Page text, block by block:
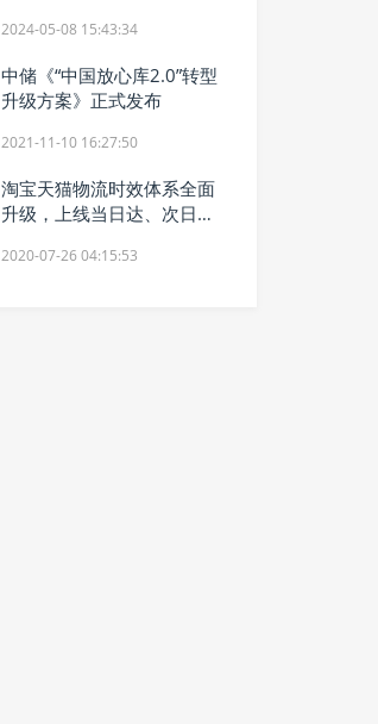
2024-05-08 15:43:34
中储《“中国放心库2.0”转型
升级方案》正式发布
2021-11-10 16:27:50
淘宝天猫物流时效体系全面
升级，上线当日达、次日达
2020-07-26 04:15:53